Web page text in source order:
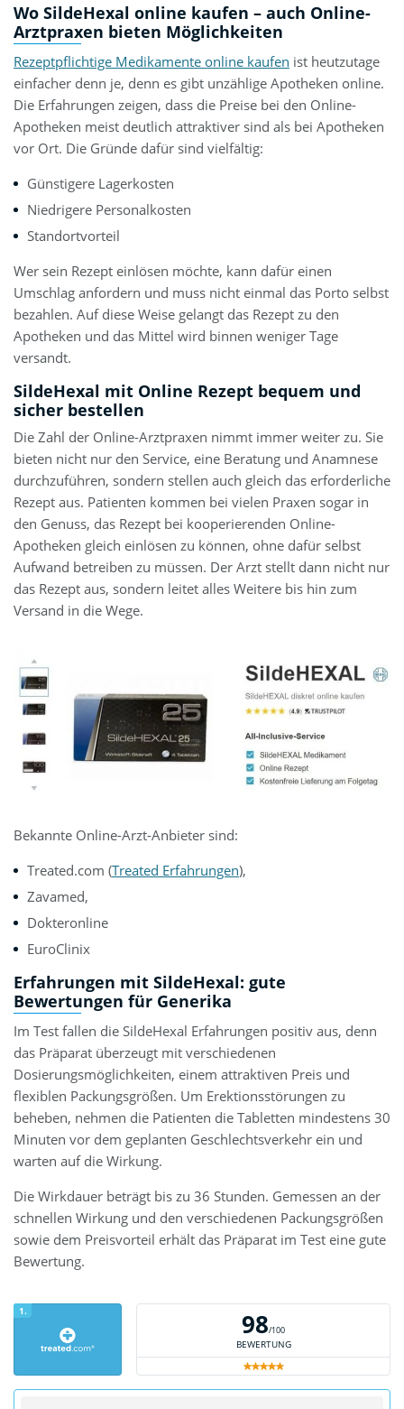
Wo SildeHexal online kaufen – auch Online-
Arztpraxen bieten Möglichkeiten
Rezeptpflichtige Medikamente online kaufen ist heutzutage
einfacher denn je, denn es gibt unzählige Apotheken online.
Die Erfahrungen zeigen, dass die Preise bei den Online-
Apotheken meist deutlich attraktiver sind als bei Apotheken
vor Ort. Die Gründe dafür sind vielfältig:
Günstigere Lagerkosten
Niedrigere Personalkosten
Standortvorteil
Wer sein Rezept einlösen möchte, kann dafür einen
Umschlag anfordern und muss nicht einmal das Porto selbst
bezahlen. Auf diese Weise gelangt das Rezept zu den
Apotheken und das Mittel wird binnen weniger Tage
versandt.
SildeHexal mit Online Rezept bequem und
sicher bestellen
Die Zahl der Online-Arztpraxen nimmt immer weiter zu. Sie
bieten nicht nur den Service, eine Beratung und Anamnese
durchzuführen, sondern stellen auch gleich das erforderliche
Rezept aus. Patienten kommen bei vielen Praxen sogar in
den Genuss, das Rezept bei kooperierenden Online-
Apotheken gleich einlösen zu können, ohne dafür selbst
Aufwand betreiben zu müssen. Der Arzt stellt dann nicht nur
das Rezept aus, sondern leitet alles Weitere bis hin zum
Versand in die Wege.
Bekannte Online-Arzt-Anbieter sind:
Treated.com (Treated Erfahrungen),
Zavamed,
Dokteronline
EuroClinix
Erfahrungen mit SildeHexal: gute
Bewertungen für Generika
Im Test fallen die SildeHexal Erfahrungen positiv aus, denn
das Präparat überzeugt mit verschiedenen
Dosierungsmöglichkeiten, einem attraktiven Preis und
flexiblen Packungsgrößen. Um Erektionsstörungen zu
beheben, nehmen die Patienten die Tabletten mindestens 30
Minuten vor dem geplanten Geschlechtsverkehr ein und
warten auf die Wirkung.
Die Wirkdauer beträgt bis zu 36 Stunden. Gemessen an der
schnellen Wirkung und den verschiedenen Packungsgrößen
sowie dem Preisvorteil erhält das Präparat im Test eine gute
Bewertung.
1. 98/100
BEWERTUNG